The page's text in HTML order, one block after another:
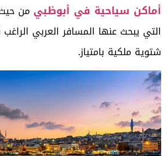
أماكن سياحية في أبوظبي من
التي يبحث عنها المسافر العربي
شتوية ملكية بامتياز.